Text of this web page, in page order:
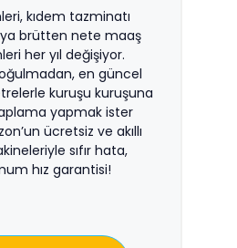
kıdem tazminatı
brütten nete maaş
her yıl değişiyor.
en güncel
kuruşu kuruşuna
yapmak ister
ücretsiz ve akıllı
sıfır hata,
hız garantisi!